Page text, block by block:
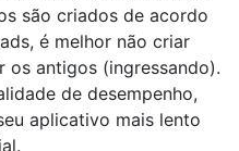
são criados de acordo
é melhor não criar
os antigos (ingressando).
de desempenho,
aplicativo mais lento